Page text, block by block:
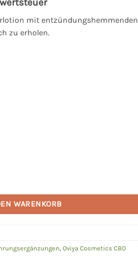
mit entzündungshemmenden
zu erholen.
WARENKORB
, Oviya Cosmetics CBD